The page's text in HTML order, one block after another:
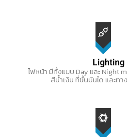
Lighting
ไฟหน้า มีทั้งแบบ Day และ Night
สีน้ำเงิน ที่ขั้นบันได และทา